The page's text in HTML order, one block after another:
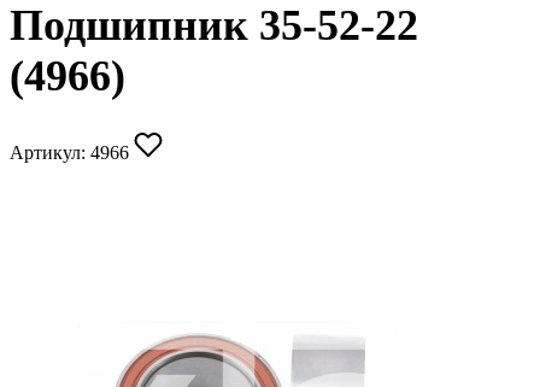
Подшипник 35-52-22
(4966)
Артикул: 4966